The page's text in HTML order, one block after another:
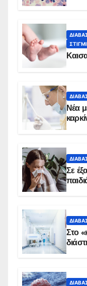
Νέα
Σε
Στο